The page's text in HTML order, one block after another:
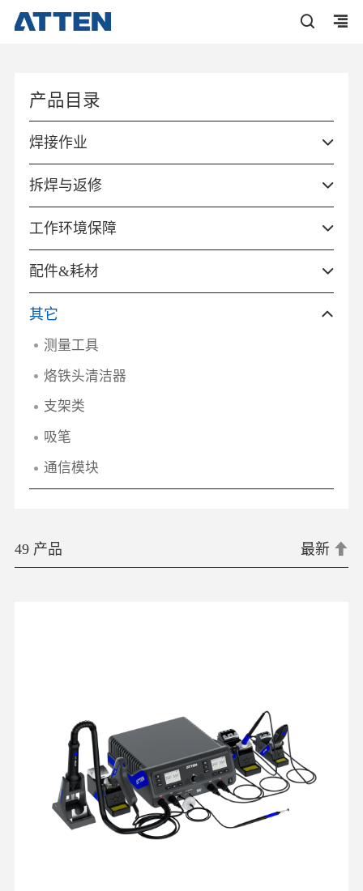
产品目录
焊接作业
拆焊与返修
工作环境保障
配件&耗材
其它
测量工具
烙铁头清洁器
支架类
吸笔
通信模块
49 产品 最新